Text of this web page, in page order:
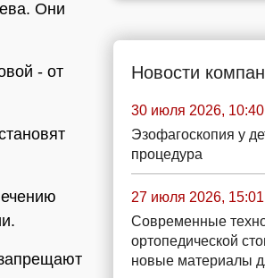
Они
- от
Новости
30 июля 2026, 10:40
Эзофагоскопия у
процедура
27 июля 2026, 15:01
Современные
ортопедической
новые материалы